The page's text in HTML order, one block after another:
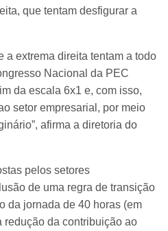
que tentam desfigurar a
a extrema direita tentam a todo
Nacional da PEC
da escala 6x1 e, com isso,
setor empresarial, por meio
afirma a diretoria do
pelos setores
de uma regra de transição
da jornada de 40 horas (em
redução da contribuição ao